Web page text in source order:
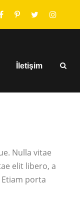
İletişim
Nulla vitae
elit libero, a
porta